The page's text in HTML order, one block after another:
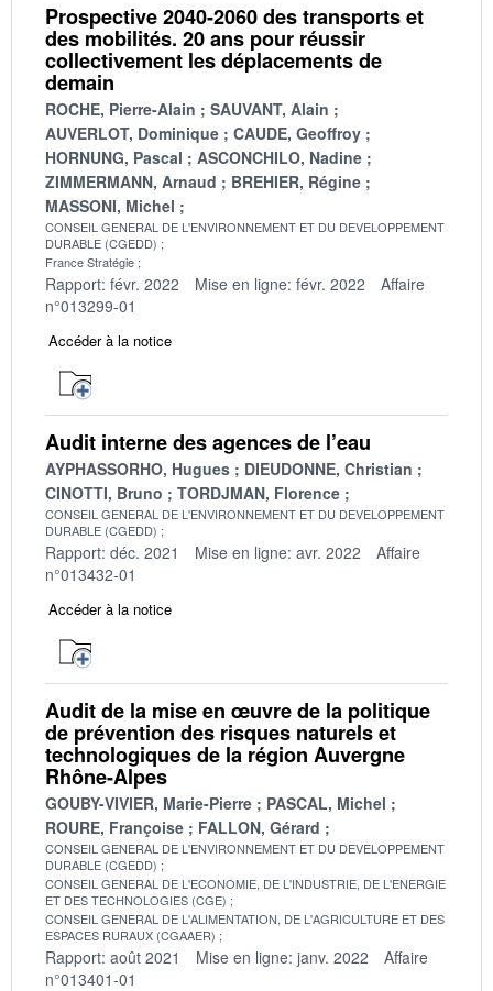
Prospective 2040-2060 des transports et
des mobilités. 20 ans pour réussir
collectivement les déplacements de
demain
ROCHE, Pierre-Alain
SAUVANT, Alain
AUVERLOT, Dominique
CAUDE, Geoffroy
HORNUNG, Pascal
ASCONCHILO, Nadine
ZIMMERMANN, Arnaud
BREHIER, Régine
MASSONI, Michel
CONSEIL GENERAL DE L'ENVIRONNEMENT ET DU DEVELOPPEMENT
DURABLE (CGEDD)
France Stratégie
Rapport: févr. 2022 Mise en ligne: févr. 2022
Affaire
n°013299-01
Accéder à la notice
Audit interne des agences de l’eau
AYPHASSORHO, Hugues
DIEUDONNE, Christian
CINOTTI, Bruno
TORDJMAN, Florence
CONSEIL GENERAL DE L'ENVIRONNEMENT ET DU DEVELOPPEMENT
DURABLE (CGEDD)
Rapport: déc. 2021 Mise en ligne: avr. 2022
Affaire
n°013432-01
Accéder à la notice
Audit de la mise en œuvre de la politique
de prévention des risques naturels et
technologiques de la région Auvergne
Rhône-Alpes
GOUBY-VIVIER, Marie-Pierre
PASCAL, Michel
ROURE, Françoise
FALLON, Gérard
CONSEIL GENERAL DE L'ENVIRONNEMENT ET DU DEVELOPPEMENT
DURABLE (CGEDD)
CONSEIL GENERAL DE L'ECONOMIE, DE L'INDUSTRIE, DE L'ENERGIE
ET DES TECHNOLOGIES (CGE)
CONSEIL GENERAL DE L'ALIMENTATION, DE L'AGRICULTURE ET DES
ESPACES RURAUX (CGAAER)
Rapport: août 2021 Mise en ligne: janv. 2022
Affaire
n°013401-01